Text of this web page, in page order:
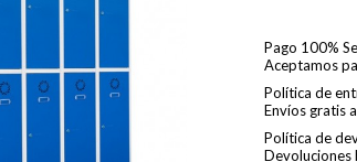
Pago 100%
Aceptamos
Política de
Envíos gratis
Política de
Devoluciones